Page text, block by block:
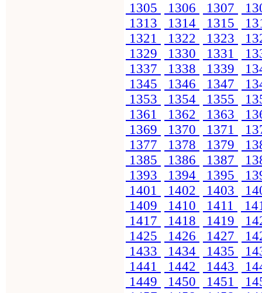
1305
1306 1307
1313
1314 1315
1321
1322 1323
1329
1330 1331
1337
1338 1339
1345
1346 1347
1353
1354 1355
1361
1362 1363
1369
1370 1371
1377
1378 1379
1385
1386 1387
1393
1394 1395
1401
1402 1403
1409
1410 1411
1417
1418 1419
1425
1426 1427
1433
1434 1435
1441
1442 1443
1449
1450 1451